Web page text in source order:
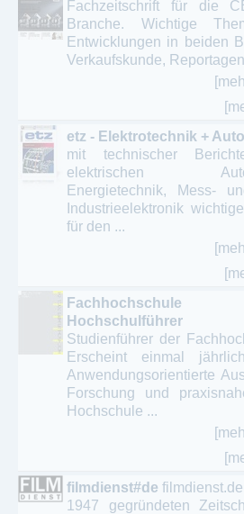
Fachzeitschrift für die
Branche. Wichtige
Entwicklungen in beiden
Verkaufskunde,
etz - Elektrotechnik +
mit technischer
elektrischen
Energietechnik, Mess-
Industrieelektronik
für den ...
Hochschulführer
Studienführer der
Erscheint einmal
Anwendungsorientierte
Forschung und
Hochschule ...
filmdienst#de
1947 gegründeten